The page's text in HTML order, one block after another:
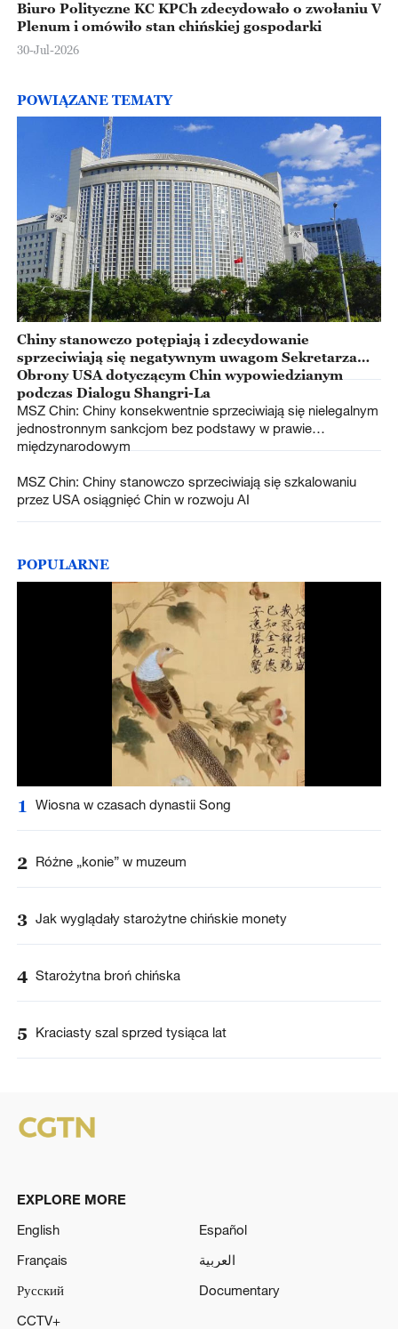
Biuro Polityczne KC KPCh zdecydowało o zwołaniu V
Plenum i omówiło stan chińskiej gospodarki
30-Jul-2026
POWIĄZANE TEMATY
Chiny stanowczo potępiają i zdecydowanie
sprzeciwiają się negatywnym uwagom Sekretarza
Obrony USA dotyczącym Chin wypowiedzianym
podczas Dialogu Shangri-La
MSZ Chin: Chiny konsekwentnie sprzeciwiają się nielegalnym
jednostronnym sankcjom bez podstawy w prawie
międzynarodowym
MSZ Chin: Chiny stanowczo sprzeciwiają się szkalowaniu
przez USA osiągnięć Chin w rozwoju AI
POPULARNE
1 Wiosna w czasach dynastii Song
2 Różne „konie” w muzeum
3 Jak wyglądały starożytne chińskie monety
4 Starożytna broń chińska
5 Kraciasty szal sprzed tysiąca lat
EXPLORE MORE
English
Español
Français
العربية
Русский
Documentary
CCTV+